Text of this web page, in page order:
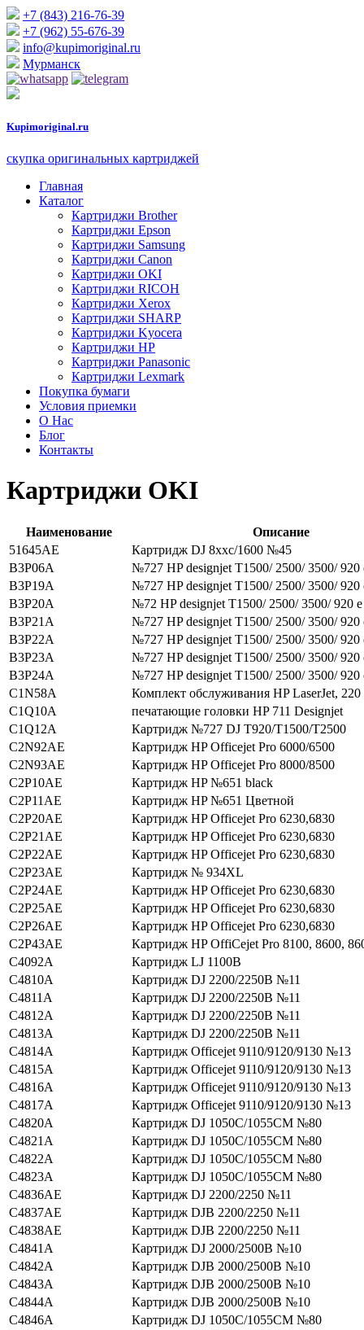
+7 (843) 216-76-39
+7 (962) 55-676-39
info@kupimoriginal.ru
Мурманск
Kupimoriginal.ru
скупка оригинальных картриджей
Главная
Каталог
Картриджи Brother
Картриджи Epson
Картриджи Samsung
Картриджи Canon
Картриджи OKI
Картриджи RICOH
Картриджи Xerox
Картриджи SHARP
Картриджи Kyocera
Картриджи HP
Картриджи Panasonic
Картриджи Lexmark
Покупка бумаги
Условия приемки
О Нас
Блог
Контакты
Картриджи OKI
Наименование
Описание
51645AE
Картридж DJ 8xxc/1600 №45
B3P06A
№727 HP designjet T1500/ 2500/ 3500/ 920
B3P19A
№727 HP designjet T1500/ 2500/ 3500/ 920
B3P20A
№72 HP designjet T1500/ 2500/ 3500/ 920
B3P21A
№727 HP designjet T1500/ 2500/ 3500/ 920
B3P22A
№727 HP designjet T1500/ 2500/ 3500/ 920
B3P23A
№727 HP designjet T1500/ 2500/ 3500/ 920
B3P24A
№727 HP designjet T1500/ 2500/ 3500/ 920
C1N58A
Комплект обслуживания HP LaserJet,
C1Q10A
печатающие головки HP 711 Designjet
C1Q12A
Картридж №727 DJ T920/T1500/T2500
C2N92AE
Картридж HP Officejet Pro 6000/6500
C2N93AE
Картридж HP Officejet Pro 8000/8500
C2P10AE
Картридж HP №651 black
C2P11AE
Картридж HP №651 Цветной
C2P20AE
Картридж HP Officejet Pro 6230,6830
C2P21AE
Картридж HP Officejet Pro 6230,6830
C2P22AE
Картридж HP Officejet Pro 6230,6830
C2P23AE
Картридж № 934XL
C2P24AE
Картридж HP Officejet Pro 6230,6830
C2P25AE
Картридж HP Officejet Pro 6230,6830
C2P26AE
Картридж HP Officejet Pro 6230,6830
C2P43AE
Картридж HP OffiCejet Pro 8100, 8600,
C4092A
Картридж LJ 1100В
C4810A
Картридж DJ 2200/2250В №11
C4811A
Картридж DJ 2200/2250В №11
C4812A
Картридж DJ 2200/2250В №11
C4813A
Картридж DJ 2200/2250В №11
C4814A
Картридж Officejet 9110/9120/9130 №13
C4815A
Картридж Officejet 9110/9120/9130 №13
C4816A
Картридж Officejet 9110/9120/9130 №13
C4817A
Картридж Officejet 9110/9120/9130 №13
C4820A
Картридж DJ 1050C/1055CM №80
C4821A
Картридж DJ 1050C/1055CM №80
C4822A
Картридж DJ 1050C/1055CM №80
C4823A
Картридж DJ 1050C/1055CM №80
C4836AE
Картридж DJ 2200/2250 №11
C4837AE
Картридж DJВ 2200/2250 №11
C4838AE
Картридж DJВ 2200/2250 №11
C4841A
Картридж DJ 2000/2500В №10
C4842A
Картридж DJВ 2000/2500В №10
C4843A
Картридж DJВ 2000/2500В №10
C4844A
Картридж DJВ 2000/2500В №10
C4846A
Картридж DJ 1050C/1055CM №80